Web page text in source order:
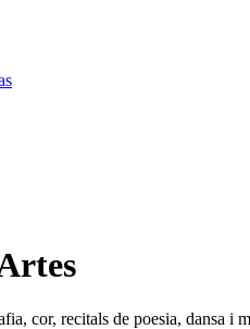
cor, recitals de poesia, dansa i